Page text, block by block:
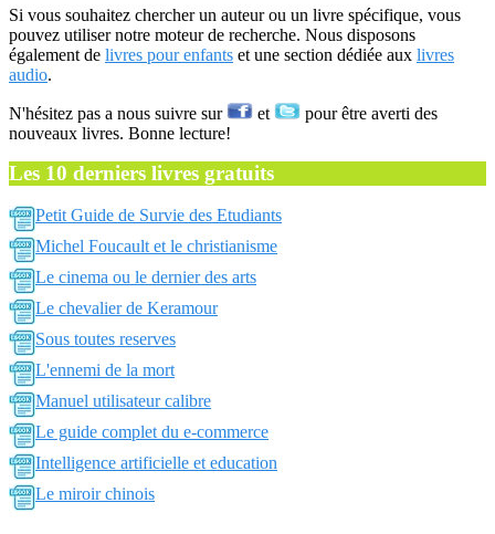
Si vous souhaitez chercher un auteur ou un livre spécifique, vous
pouvez utiliser notre moteur de recherche. Nous disposons
également de livres pour enfants et une section dédiée aux livres
audio.
N'hésitez pas a nous suivre sur et
pour être averti des
nouveaux livres. Bonne lecture!
Les 10 derniers livres gratuits
Petit Guide de Survie des Etudiants
Michel Foucault et le christianisme
Le cinema ou le dernier des arts
Le chevalier de Keramour
Sous toutes reserves
L'ennemi de la mort
Manuel utilisateur calibre
Le guide complet du e-commerce
Intelligence artificielle et education
Le miroir chinois